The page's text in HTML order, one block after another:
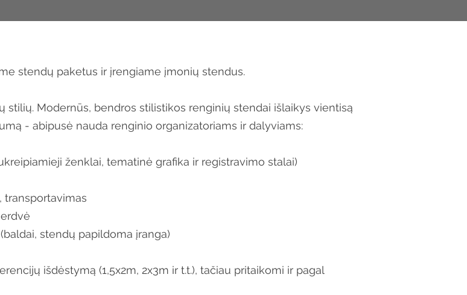
stendų paketus ir įrengiame įmonių stendus.
Modernūs, bendros stilistikos renginių stendai išlaikys vientisą
- abipusė nauda renginio organizatoriams ir dalyviams:
ženklai, tematinė grafika ir registravimo stalai)
stendų papildoma įranga)
išdėstymą (1,5x2m, 2x3m ir t.t.), tačiau pritaikomi ir pagal